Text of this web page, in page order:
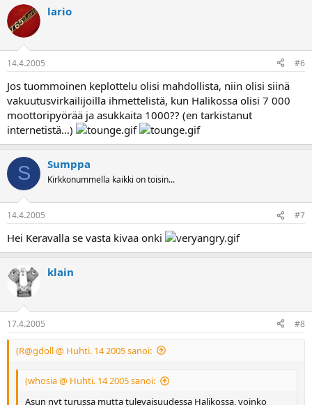
lario
14.4.2005 #6
Jos tuommoinen keplottelu olisi mahdollista, niin olisi siinä
vakuutusvirkailijoilla ihmettelistä, kun Halikossa olisi 7 000
moottoripyörää ja asukkaita 1000?? (en tarkistanut
internetistä...)
S Sumppa
Kirkkonummella kaikki on toisin...
14.4.2005 #7
Hei Keravalla se vasta kivaa onki
klain
17.4.2005 #8
(R@gdoll @ Huhti. 14 2005 sanoi:
(whosia @ Huhti. 14 2005 sanoi:
Asun nyt turussa mutta tulevaisuudessa Halikossa, voinko